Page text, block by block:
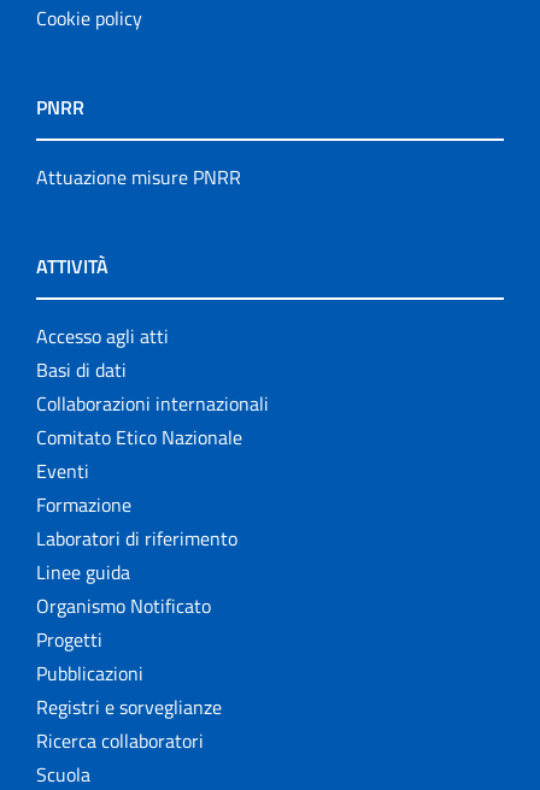
Cookie policy
PNRR
Attuazione misure PNRR
ATTIVITÀ
Accesso agli atti
Basi di dati
Collaborazioni internazionali
Comitato Etico Nazionale
Eventi
Formazione
Laboratori di riferimento
Linee guida
Organismo Notificato
Progetti
Pubblicazioni
Registri e sorveglianze
Ricerca collaboratori
Scuola